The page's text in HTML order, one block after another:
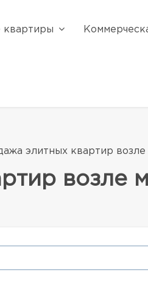
квартиры
элитных квартир
возле